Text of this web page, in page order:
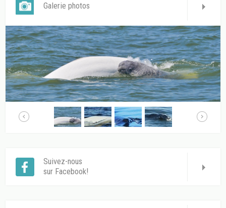
Galerie photos
Suivez-nous
sur Facebook!